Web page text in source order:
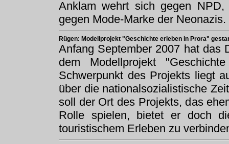
Anklam wehrt sich gegen NPD,
gegen Mode-Marke der Neonazis.
Rügen: Modellprojekt "Geschichte erleben in Prora"
Anfang September 2007 hat das
dem Modellprojekt
Schwerpunkt des Projekts liegt
über die nationalsozialistische
soll der Ort des Projekts, das
Rolle spielen, bietet er doch
touristischem Erleben zu